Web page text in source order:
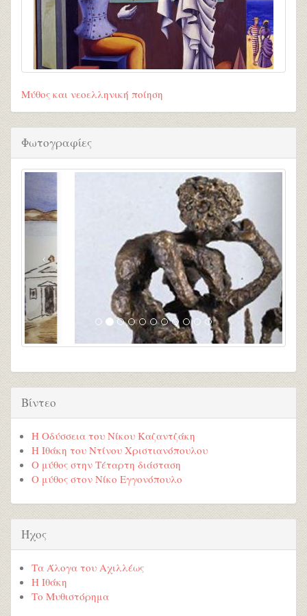
Μύθος και νεοελληνική ποίηση
Φωτογραφίες
Βίντεο
Η Οδύσσεια του Νίκου Καζαντζάκη
Η Ιθάκη του Ντίνου Χριστιανόπουλου
Ο μύθος στην Τέταρτη διάσταση
Ο μύθος στον Νίκο Εγγονόπουλο
Ήχος
Τα Άλογα του Αχιλλέως
Η Ιθάκη
Το Μυθιστόρημα